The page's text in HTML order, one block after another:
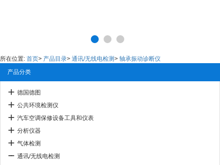
所在位置: 首页> 产品目录> 通讯/无线电检测> 轴承振动诊断仪
产品分类
德国德图
公共环境检测仪
汽车空调保修设备工具和仪表
分析仪器
气体检测
通讯/无线电检测